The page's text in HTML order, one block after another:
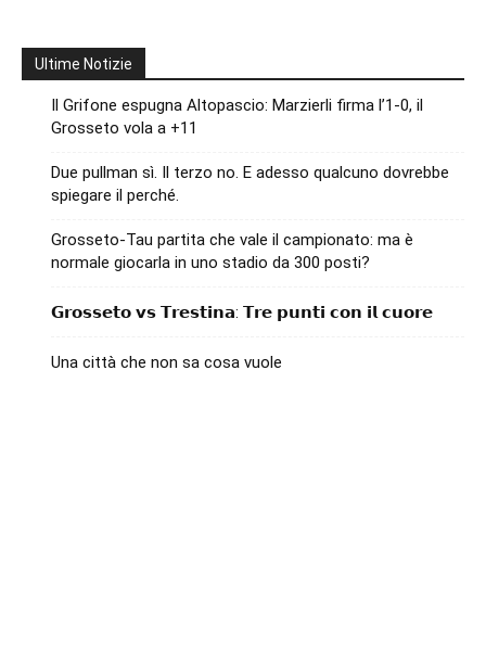
Ultime Notizie
Il Grifone espugna Altopascio: Marzierli firma l’1-0, il
Grosseto vola a +11
Due pullman sì. Il terzo no. E adesso qualcuno dovrebbe
spiegare il perché.
Grosseto-Tau partita che vale il campionato: ma è
normale giocarla in uno stadio da 300 posti?
𝗚𝗿𝗼𝘀𝘀𝗲𝘁𝗼 𝘃𝘀 𝗧𝗿𝗲𝘀𝘁𝗶𝗻𝗮: 𝗧𝗿𝗲 𝗽𝘂𝗻𝘁𝗶 𝗰𝗼𝗻 𝗶𝗹 𝗰𝘂𝗼𝗿𝗲
Una città che non sa cosa vuole